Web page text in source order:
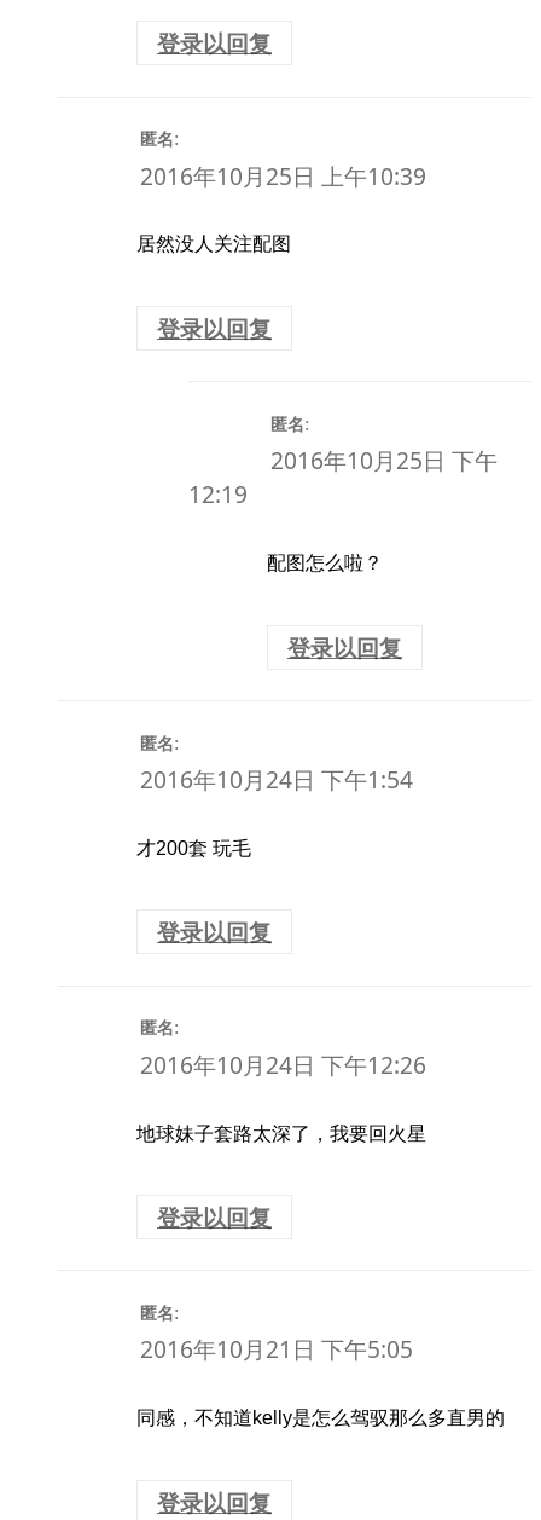
登录以回复
匿名:
2016年10月25日 上午10:39
居然没人关注配图
登录以回复
匿名:
2016年10月25日 下午
12:19
配图怎么啦？
登录以回复
匿名:
2016年10月24日 下午1:54
才200套 玩毛
登录以回复
匿名:
2016年10月24日 下午12:26
地球妹子套路太深了，我要回火星
登录以回复
匿名:
2016年10月21日 下午5:05
同感，不知道kelly是怎么驾驭那么多直男的
登录以回复